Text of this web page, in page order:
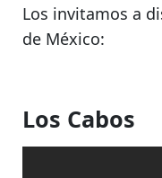
Los invitamos a
de México:
Los Cabos